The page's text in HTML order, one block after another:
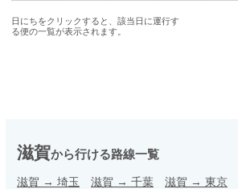
日にちをクリックすると、該当日に運行す
る便の一覧が表示されます。
滋賀から行ける路線一覧
滋賀 → 埼玉 滋賀 → 千葉 滋賀 → 東京